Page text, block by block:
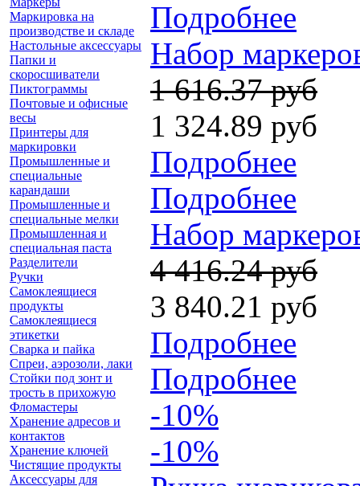
Маркировка на
производстве и складе
Настольные аксессуары
Папки и
скоросшиватели
Пиктограммы
Почтовые и офисные
весы
Принтеры для
маркировки
Промышленные и
специальные
карандаши
Промышленные и
специальные мелки
Промышленная и
специальная паста
Разделители
Ручки
Самоклеящиеся
продукты
Самоклеящиеся
этикетки
Сварка и пайка
Спреи, аэрозоли, лаки
Стойки под зонт и
трость в прихожую
Фломастеры
Хранение адресов и
контактов
Хранение ключей
Чистящие продукты
Аксессуары для
Подробнее
Набор
1 616.37 руб
1 324.89 руб
Подробнее
Подробнее
Набор
4 416.24 руб
3 840.21 руб
Подробнее
Подробнее
-10%
-10%